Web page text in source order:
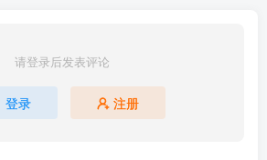
请登录后发表评论
登录 注册